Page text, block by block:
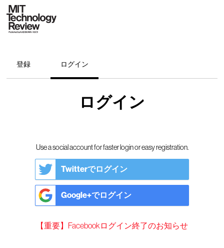
登録 ログイン
ログイン
Use a social account for faster login or easy registration.
Twitterでログイン
Google+でログイン
【重要】Facebookログイン終了のお知らせ